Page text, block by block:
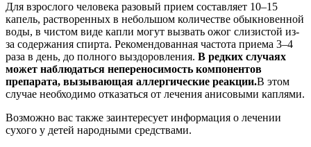
Для взрослого человека разовый прием составляет 10–15
капель, растворенных в небольшом количестве обыкновенной
воды, в чистом виде капли могут вызвать ожог слизистой из-
за содержания спирта. Рекомендованная частота приема 3–4
раза в день, до полного выздоровления. В редких случаях
может наблюдаться непереносимость компонентов
препарата, вызывающая аллергические реакции.В этом
случае необходимо отказаться от лечения анисовыми каплями.
Возможно вас также заинтересует информация о лечении
сухого у детей народными средствами.